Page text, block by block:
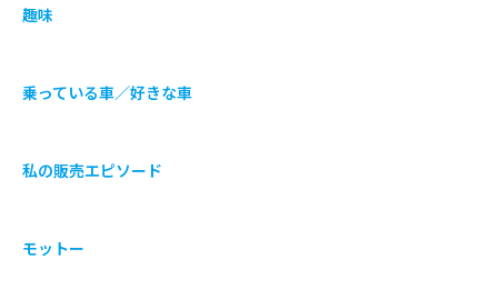
趣味
乗っている車／好きな車
私の販売エピソード
モットー